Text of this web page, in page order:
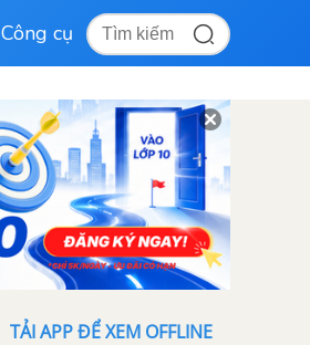
Công cụ
TẢI APP ĐỂ XEM OFFLINE